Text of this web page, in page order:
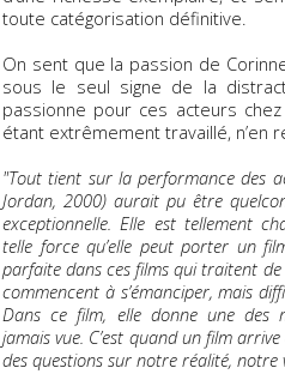
toute catégorisation définitive.
On sent que la passion de
sous le seul signe de la
passionne pour ces acteurs
étant extrêmement travaillé, n’en
"Tout tient sur la performance des
Jordan, 2000) aurait pu être
exceptionnelle. Elle est tellement
telle force qu’elle peut porter un
parfaite dans ces films qui traitent de
commencent à s’émanciper, mais
Dans ce film, elle donne une des
jamais vue. C’est quand un film
des questions sur notre réalité, notre